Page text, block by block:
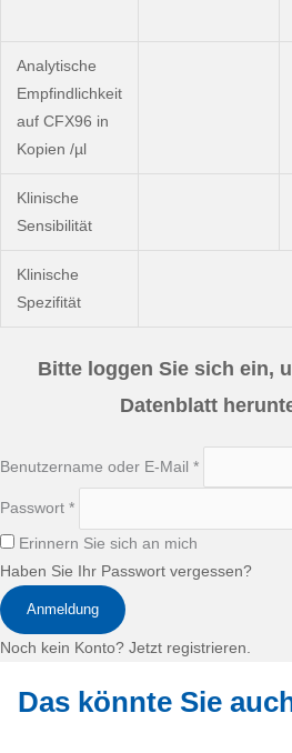
Analytische
Empfindlichkeit
auf CFX96 in
Kopien /µl
Klinische
Sensibilität
Klinische
Spezifität
Bitte loggen Sie sich ein,
Datenblatt
Benutzername oder E-Mail *
Passwort *
Erinnern Sie sich an mich
Haben Sie Ihr Passwort vergessen?
Anmeldung
Noch kein Konto? Jetzt registrieren.
Das könnte Sie